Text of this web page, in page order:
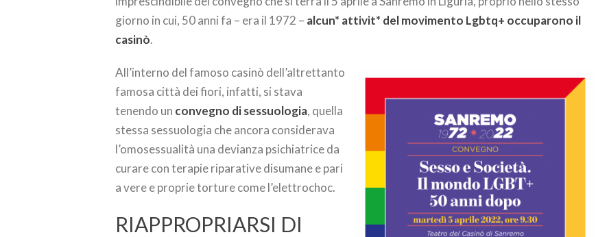
giorno in cui, 50 anni fa – era il 1972 – alcun* attivit* del movimento Lgbtq+ occuparono il
casinò.
All’interno del famoso casinò dell’altrettanto
famosa città dei fiori, infatti, si stava
tenendo un convegno di sessuologia, quella
stessa sessuologia che ancora considerava
l’omosessualità una devianza psichiatrice da
curare con terapie riparative disumane e pari
a vere e proprie torture come l’elettrochoc.
RIAPPROPRIARSI DI